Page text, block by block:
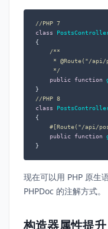
//PHP 7
class
{
/**
     *
@Route("/api/
     */
public
function
//PHP 8
class
{
#[Route("/api/
public
function
}
现在可以用 PHP 原生
PHPDoc 的注解方式。
构造器属性提升